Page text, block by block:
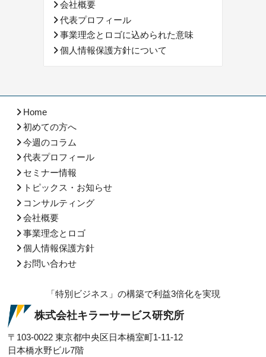
会社概要
代表プロフィール
事業理念とロゴに込められた意味
個人情報保護方針について
Home
初めての方へ
今週のコラム
代表プロフィール
セミナー情報
トピックス・お知らせ
コンサルティング
会社概要
事業理念とロゴ
個人情報保護方針
お問い合わせ
「特別ビジネス」の構築で利益3倍化を実現
株式会社キラーサービス研究所
〒103-0022 東京都中央区日本橋室町1-11-12
日本橋水野ビル7階